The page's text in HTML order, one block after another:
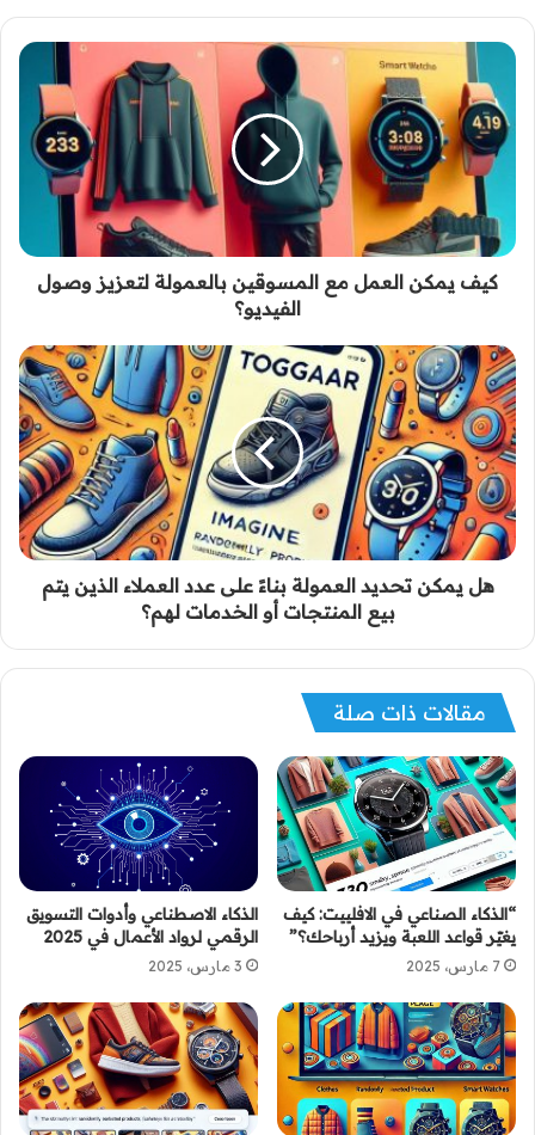
كيف يمكن العمل مع المسوقين بالعمولة لتعزيز وصول
الفيديو؟
هل يمكن تحديد العمولة بناءً على عدد العملاء الذين يتم
بيع المنتجات أو الخدمات لهم؟
مقالات ذات صلة
“الذكاء الصناعي في الافلييت: كيف
يغيّر قواعد اللعبة ويزيد أرباحك؟”
7 مارس، 2025
الذكاء الاصطناعي وأدوات التسويق
الرقمي لرواد الأعمال في 2025
3 مارس، 2025